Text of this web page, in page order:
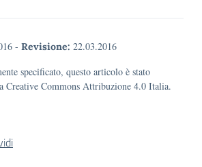
- Revisione: 22.03.2016
specificato, questo articolo è stato
Creative Commons Attribuzione 4.0 Italia.